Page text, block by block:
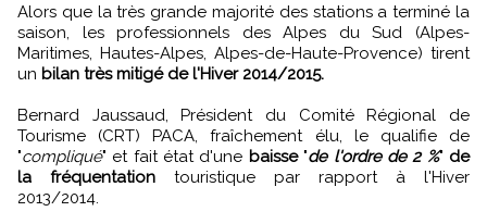
Alors que la très grande majorité des stations a terminé la
saison, les professionnels des Alpes du Sud (Alpes-
Maritimes, Hautes-Alpes, Alpes-de-Haute-Provence) tirent
un bilan très mitigé de l'Hiver 2014/2015.
Bernard Jaussaud, Président du Comité Régional de
Tourisme (CRT) PACA, fraîchement élu, le qualifie de
"compliqué" et fait état d'une baisse"de l'ordre de 2 %" de
la fréquentation touristique par rapport à l'Hiver
2013/2014.